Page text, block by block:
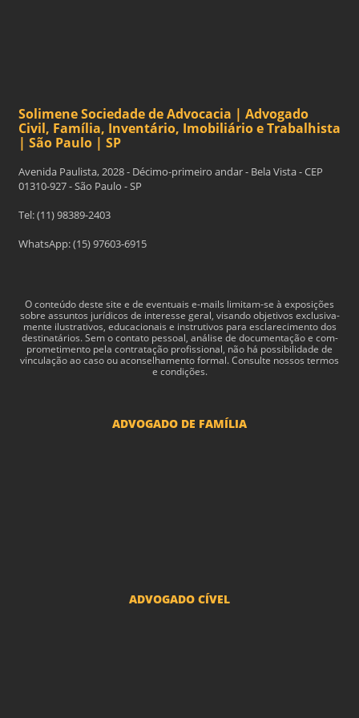
Solimene Sociedade de Advocacia | Advogado
Civil, Família, Inventário, Imobiliário e Trabalhista
| São Paulo | SP
Avenida Paulista, 2028 - Décimo-primeiro andar - Bela Vista - CEP
01310-927 - São Paulo - SP
Tel: (11) 98389-2403
WhatsApp: (15) 97603-6915
O con­teúdo deste site e de even­tu­ais e-​mails limitam-​se à exposições
sobre assun­tos jurídi­cos de inter­esse geral, visando obje­tivos exclu­si­va­
mente ilus­tra­tivos, edu­ca­cionais e instru­tivos para esclarec­i­mento dos
des­ti­natários. Sem o con­tato pes­soal, análise de doc­u­men­tação e com­
pro­me­ti­mento pela con­tratação profis­sional, não há pos­si­bil­i­dade de
vin­cu­lação ao caso ou acon­sel­hamento for­mal. Consulte nossos termos
e condições.
ADVOGADO DE FAMÍLIA
ADVOGADO CÍVEL